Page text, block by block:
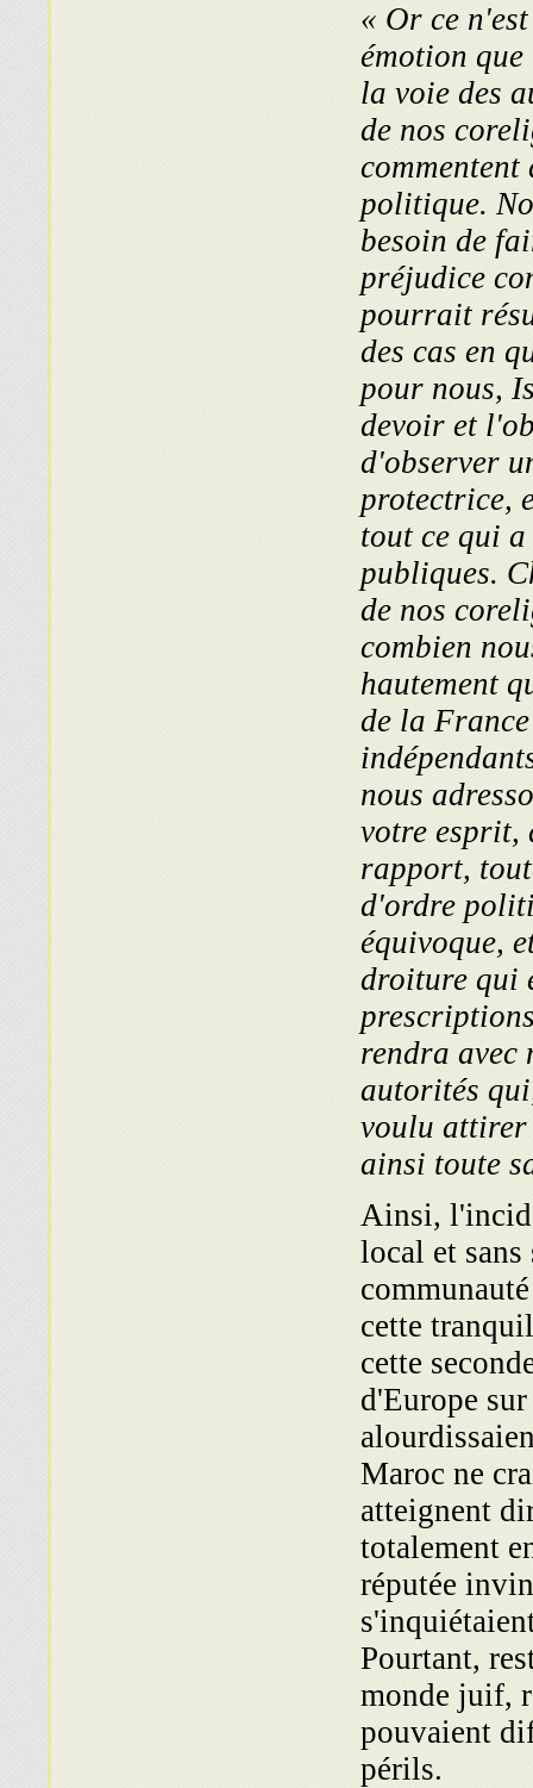
« Or ce
émotion
la voie des
de nos
commentent
politique.
besoin de
préjudice
pourrait
des cas en
pour nous,
devoir et
d'observer
protectrice,
tout ce qui
publiques.
de nos
combien
hautement
de la
nous
votre esprit,
rapport,
d'ordre
équivoque,
droiture qui
rendra avec
autorités
voulu attirer
ainsi toute
Ainsi,
local et sans
cette
cette
d'Europe
Maroc ne
atteignent
totalement
réputée
Pourtant,
monde juif,
pouvaient
périls.